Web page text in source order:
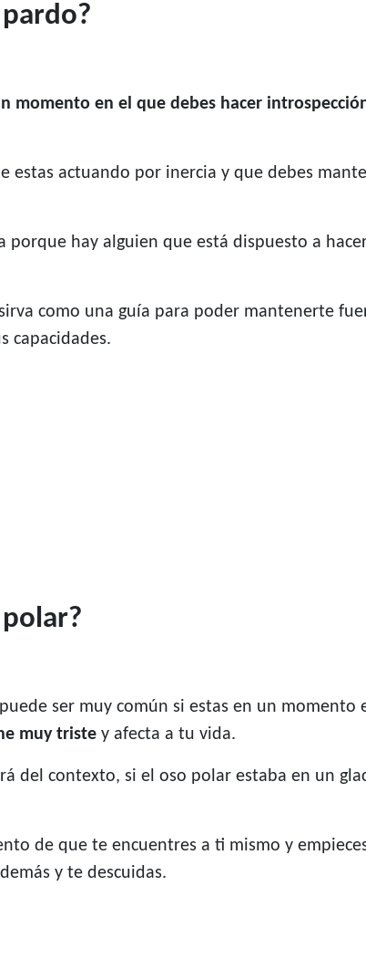
momento en el que debes hacer
estas actuando por inercia y que debes
porque hay alguien que está dispuesto a
como una guía para poder mantenerte
capacidades.
ser muy común si estas en un momento
muy triste y afecta a tu vida.
del contexto, si el oso polar estaba en un
de que te encuentres a ti mismo y
y te descuidas.